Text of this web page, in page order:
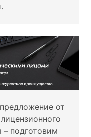
от
– подготовим